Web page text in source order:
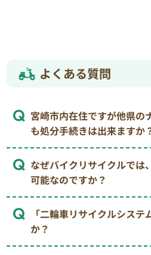
よくある質問
宮崎市内在住ですが他県の
も処分手続きは出来ますか
なぜバイクリサイクルでは
可能なのですか？
「二輪車リサイクルシス
か？